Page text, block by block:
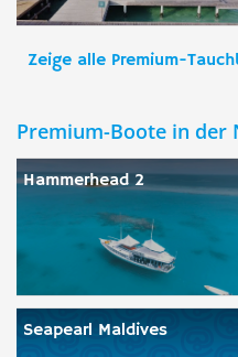
Zeige alle Premium-
Premium-Boote in der
Hammerhead 2
Seapearl Maldives